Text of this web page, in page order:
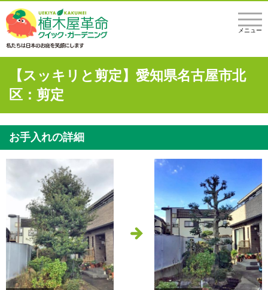
メニュー
【スッキリと剪定】愛知県名古屋市北
区：剪定
お手入れの詳細